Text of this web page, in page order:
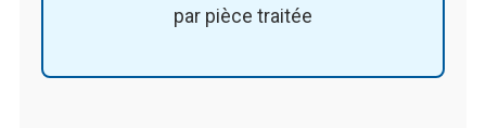
par pièce traitée